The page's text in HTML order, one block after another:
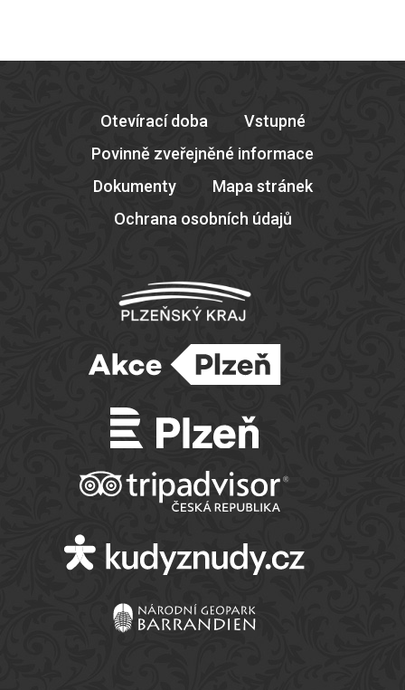
Otevírací doba
Vstupné
Povinně zveřejněné informace
Dokumenty
Mapa stránek
Ochrana osobních údajů